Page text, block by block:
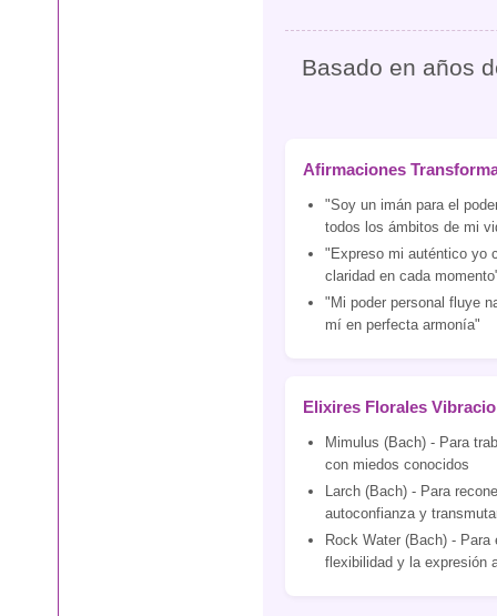
Basado en años
Afirmaciones
"Soy un imán para el
todos los ámbitos de mi
"Expreso mi auténtico yo
claridad en cada
"Mi poder personal fluye
mí en perfecta armonía"
Elixires Florales
Mimulus (Bach) - Para
con miedos conocidos
Larch (Bach) - Para
autoconfianza y
Rock Water (Bach) - Para
flexibilidad y la expresión